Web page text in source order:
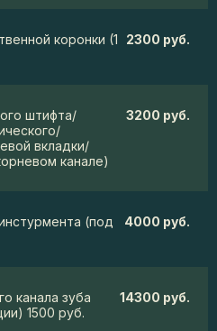
коронки (1
2300 руб.
штифта/
вкладки/
канале)
3200 руб.
(под
4000 руб.
канала зуба
1500 руб.
14300 руб.